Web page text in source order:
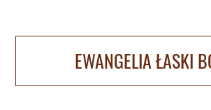
EWANGELIA ŁASKI